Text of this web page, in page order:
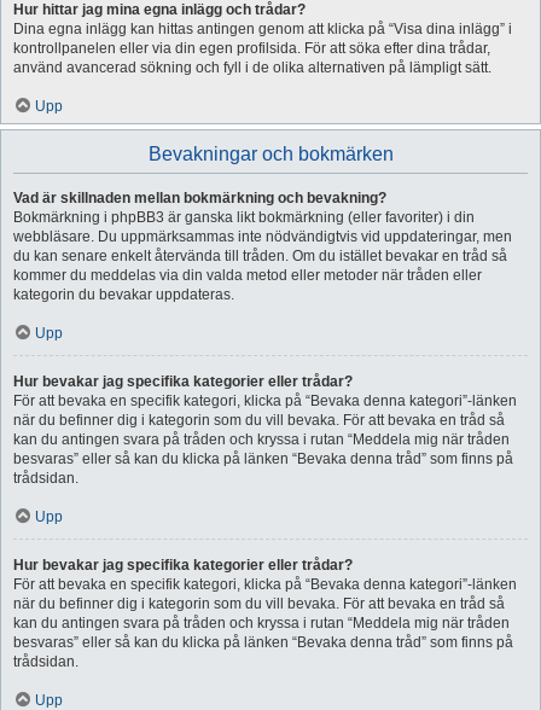
Hur hittar jag mina egna inlägg och trådar?
Dina egna inlägg kan hittas antingen genom att klicka på “Visa dina inlägg” i
kontrollpanelen eller via din egen profilsida. För att söka efter dina trådar,
använd avancerad sökning och fyll i de olika alternativen på lämpligt sätt.
Upp
Bevakningar och bokmärken
Vad är skillnaden mellan bokmärkning och bevakning?
Bokmärkning i phpBB3 är ganska likt bokmärkning (eller favoriter) i din
webbläsare. Du uppmärksammas inte nödvändigtvis vid uppdateringar, men
du kan senare enkelt återvända till tråden. Om du istället bevakar en tråd så
kommer du meddelas via din valda metod eller metoder när tråden eller
kategorin du bevakar uppdateras.
Upp
Hur bevakar jag specifika kategorier eller trådar?
För att bevaka en specifik kategori, klicka på “Bevaka denna kategori”-länken
när du befinner dig i kategorin som du vill bevaka. För att bevaka en tråd så
kan du antingen svara på tråden och kryssa i rutan “Meddela mig när tråden
besvaras” eller så kan du klicka på länken “Bevaka denna tråd” som finns på
trådsidan.
Upp
Hur bevakar jag specifika kategorier eller trådar?
För att bevaka en specifik kategori, klicka på “Bevaka denna kategori”-länken
när du befinner dig i kategorin som du vill bevaka. För att bevaka en tråd så
kan du antingen svara på tråden och kryssa i rutan “Meddela mig när tråden
besvaras” eller så kan du klicka på länken “Bevaka denna tråd” som finns på
trådsidan.
Upp